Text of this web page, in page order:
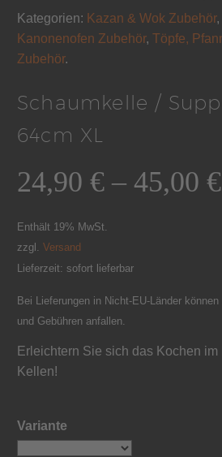
Kategorien: Kazan & Wok Zubehör,
Kanonenofen Zubehör, Töpfe,
Zubehör.
Schaumkelle /
64cm XL
24,90 € – 45,00 €
Enthält 19% MwSt.
zzgl. Versand
Lieferzeit: sofort lieferbar
Bei Lieferungen in Nicht-EU-Länder
und Gebühren anfallen.
Erleichtern Sie sich das Kochen
Kellen!
Variante